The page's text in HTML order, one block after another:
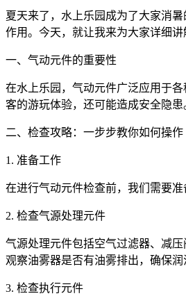
夏天来了，水上乐园成为了大家消
作用。今天，就让我来为大家详细
一、气动元件的重要性
在水上乐园，气动元件广泛应用于
客的游玩体验，还可能造成安全隐
二、检查攻略：一步步教你如何操作
1. 准备工作
在进行气动元件检查前，我们需要
2. 检查气源处理元件
气源处理元件包括空气过滤器、减
观察油雾器是否有油雾排出，确保润
3. 检查执行元件